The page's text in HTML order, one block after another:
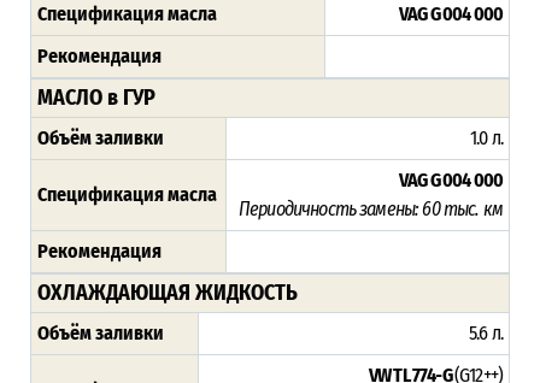
Спецификация масла
VAG G 004 000
Рекомендация
МАСЛО в ГУР
Объём заливки 1.0 л.
Спецификация масла
VAG G 004 000
Периодичность замены:60 тыс. км
Рекомендация
ОХЛАЖДАЮЩАЯ ЖИДКОСТЬ
Объём заливки 5.6 л.
VW TL 774-G(G12++)